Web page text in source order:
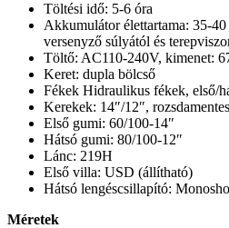
Töltési idő: 5-6 óra
Akkumulátor élettartama: 35-
versenyző súlyától és
Töltő: AC110-240V, kimenet:
Keret: dupla bölcső
Fékek Hidraulikus fékek, első/
Kerekek: 14″/12″,
Első gumi: 60/100-14″
Hátsó gumi: 80/100-12″
Lánc: 219H
Első villa: USD (állítható)
Hátsó lengéscsillapító:
Méretek